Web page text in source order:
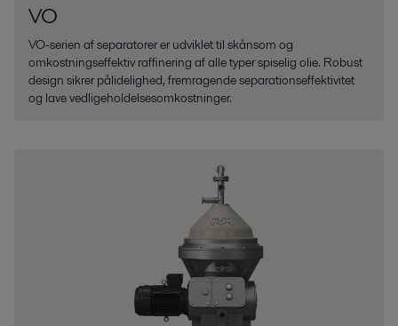
VO
VO-serien af separatorer er udviklet til skånsom og
omkostningseffektiv raffinering af alle typer spiselig olie. Robust
design sikrer pålidelighed, fremragende separationseffektivitet
og lave vedligeholdelsesomkostninger.